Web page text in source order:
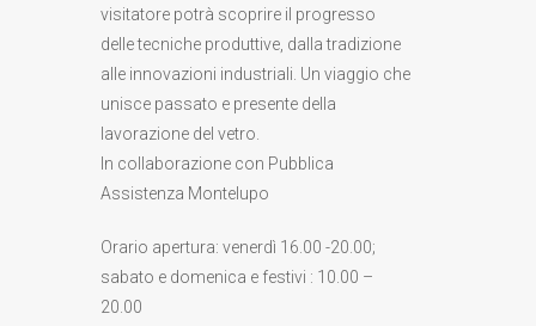
visitatore potrà scoprire il progresso
delle tecniche produttive, dalla tradizione
alle innovazioni industriali. Un viaggio che
unisce passato e presente della
lavorazione del vetro.
In collaborazione con Pubblica
Assistenza Montelupo
Orario apertura: venerdì 16.00 -20.00;
sabato e domenica e festivi : 10.00 –
20.00